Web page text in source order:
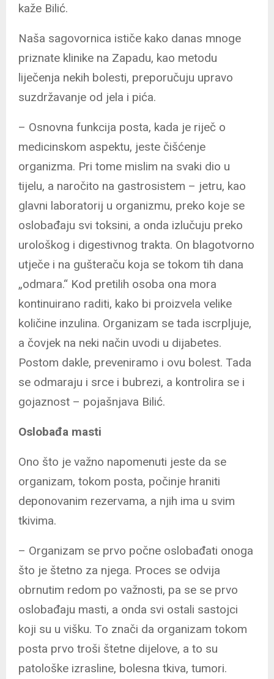
kaže Bilić.
Naša sagovornica ističe kako danas mnoge
priznate klinike na Zapadu, kao metodu
liječenja nekih bolesti, preporučuju upravo
suzdržavanje od jela i pića.
– Osnovna funkcija posta, kada je riječ o
medicinskom aspektu, jeste čišćenje
organizma. Pri tome mislim na svaki dio u
tijelu, a naročito na gastrosistem – jetru, kao
glavni laboratorij u organizmu, preko koje se
oslobađaju svi toksini, a onda izlučuju preko
urološkog i digestivnog trakta. On blagotvorno
utječe i na gušteraču koja se tokom tih dana
„odmara.“ Kod pretilih osoba ona mora
kontinuirano raditi, kako bi proizvela velike
količine inzulina. Organizam se tada iscrpljuje,
a čovjek na neki način uvodi u dijabetes.
Postom dakle, preveniramo i ovu bolest. Tada
se odmaraju i srce i bubrezi, a kontrolira se i
gojaznost – pojašnjava Bilić.
Oslobađa masti
Ono što je važno napomenuti jeste da se
organizam, tokom posta, počinje hraniti
deponovanim rezervama, a njih ima u svim
tkivima.
– Organizam se prvo počne oslobađati onoga
što je štetno za njega. Proces se odvija
obrnutim redom po važnosti, pa se se prvo
oslobađaju masti, a onda svi ostali sastojci
koji su u višku. To znači da organizam tokom
posta prvo troši štetne dijelove, a to su
patološke izrasline, bolesna tkiva, tumori.